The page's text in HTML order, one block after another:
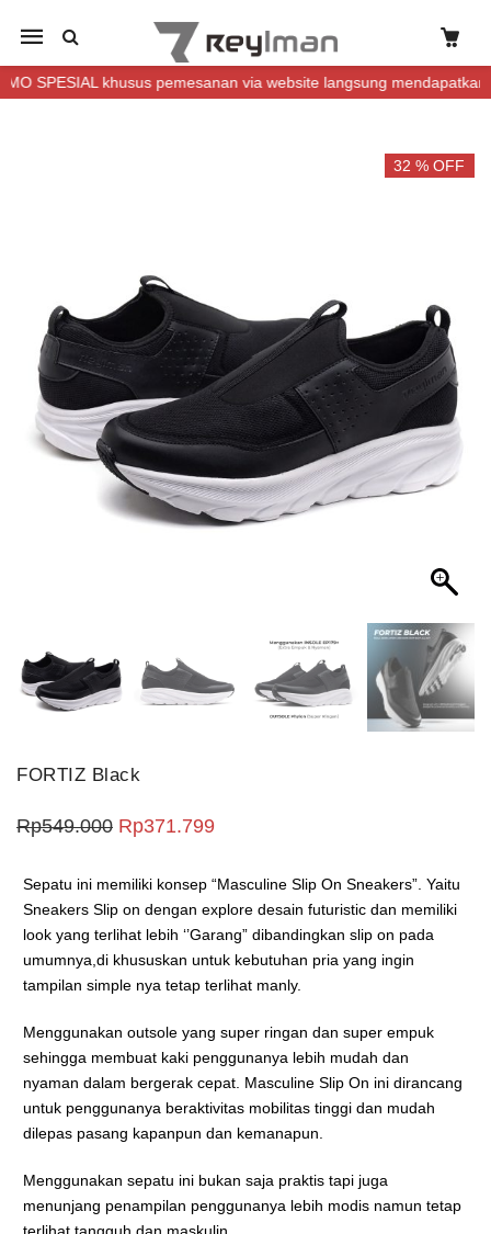
Mobile
navigation
SPESIAL khusus pemesanan via website langsung mendapatkan
32 % OFF
FORTIZ Black
Rp549.000 Harga aslinya adalah: Rp549.000.
Rp371.799Harga saat ini adalah:
Sepatu ini memiliki konsep “Masculine Slip On Sneakers”. Yaitu
Sneakers Slip on dengan explore desain futuristic dan memiliki
look yang terlihat lebih ‘’Garang” dibandingkan slip on pada
umumnya,di khususkan untuk kebutuhan pria yang ingin
tampilan simple nya tetap terlihat manly.
Menggunakan outsole yang super ringan dan super empuk
sehingga membuat kaki penggunanya lebih mudah dan
nyaman dalam bergerak cepat. Masculine Slip On ini dirancang
untuk penggunanya beraktivitas mobilitas tinggi dan mudah
dilepas pasang kapanpun dan kemanapun.
Menggunakan sepatu ini bukan saja praktis tapi juga
menunjang penampilan penggunanya lebih modis namun tetap
terlihat tangguh dan maskulin.